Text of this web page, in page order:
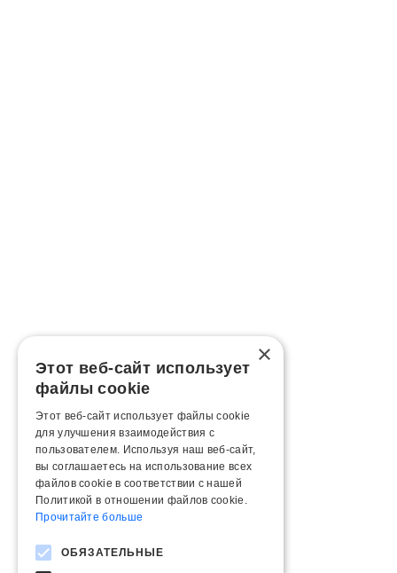
×
Этот веб-сайт использует
файлы cookie
Этот веб-сайт использует файлы cookie
для улучшения взаимодействия с
пользователем. Используя наш веб-сайт,
вы соглашаетесь на использование всех
файлов cookie в соответствии с нашей
Политикой в ​​отношении файлов cookie.
Прочитайте больше
ОБЯЗАТЕЛЬНЫЕ